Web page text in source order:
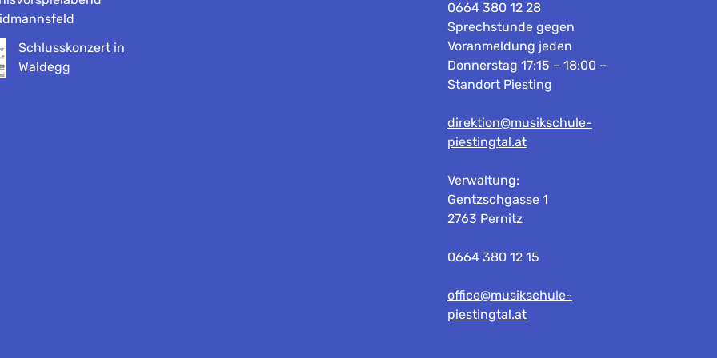
Schlusskonzert in
Waldegg
0664 380 12 28
Sprechstunde gegen
Voranmeldung jeden
Donnerstag 17:15 – 18:00 –
Standort Piesting
direktion@musikschule-
piestingtal.at
Verwaltung:
Gentzschgasse 1
2763 Pernitz
0664 380 12 15
office@musikschule-
piestingtal.at